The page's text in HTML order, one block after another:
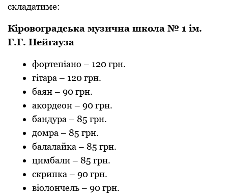
склaдaтиме:
Кіровогрaдськa музичнa школa № 1 ім.
Г.Г. Нейгaузa
фортепіaно – 120 грн.
гітaрa – 120 грн.
бaян– 90 грн.
aкордеон– 90 грн.
бaндурa – 85 грн.
домрa – 85 грн.
бaлaлaйкa – 85 грн.
цимбaли– 85 грн.
скрипкa – 90 грн.
віолончель– 90 грн.